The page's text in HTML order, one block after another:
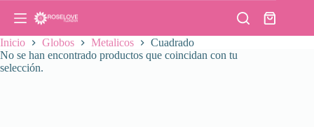
Carro
de
Inicio Globos Metalicos
Cuadrado
No se han encontrado productos que coincidan con tu
selección.